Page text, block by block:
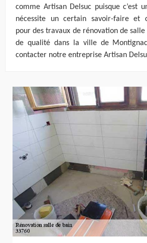
comme Artisan Delsuc puisque c’est
nécessite un certain savoir-faire et
pour des travaux de rénovation de
de qualité dans la ville de
contacter notre entreprise Artisan